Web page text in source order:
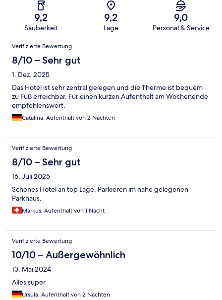
9,2
Sauberkeit
9,2
Lage
9,0
Personal & Service
Bewertungen
Verifizierte Bewertung
8/10 – Sehr gut
1. Dez. 2025
Das Hotel ist sehr zentral gelegen und die Therme ist bequem
zu Fuß erreichbar. Für einen kurzen Aufenthalt am Wochenende
empfehlenswert.
Catalina, Aufenthalt von 2 Nächten
Verifizierte Bewertung
8/10 – Sehr gut
16. Juli 2025
Schönes Hotel an top Lage. Parkieren im nahe gelegenen
Parkhaus.
Markus, Aufenthalt von 1 Nacht
Verifizierte Bewertung
10/10 – Außergewöhnlich
13. Mai 2024
Alles super
Ursula, Aufenthalt von 2 Nächten